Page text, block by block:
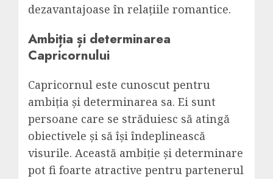
dezavantajoase în relațiile romantice.
Ambiția și determinarea
Capricornului
Capricornul este cunoscut pentru
ambiția și determinarea sa. Ei sunt
persoane care se străduiesc să atingă
obiectivele și să își îndeplinească
visurile. Această ambiție și determinare
pot fi foarte atractive pentru partenerul